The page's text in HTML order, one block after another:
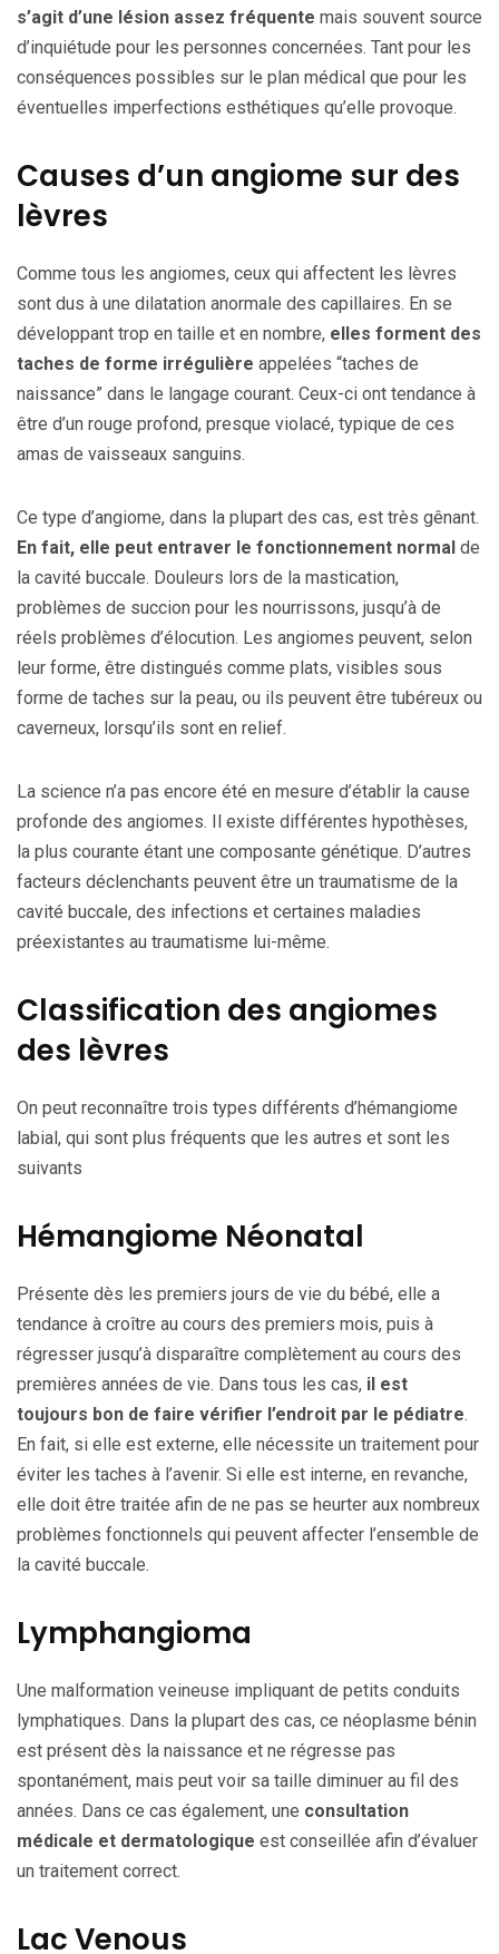
s’agit d’une lésion assez fréquente mais souvent source
d’inquiétude pour les personnes concernées. Tant pour les
conséquences possibles sur le plan médical que pour les
éventuelles imperfections esthétiques qu’elle provoque.
Causes d’un angiome sur des
lèvres
Comme tous les angiomes, ceux qui affectent les lèvres
sont dus à une dilatation anormale des capillaires. En se
développant trop en taille et en nombre, elles forment des
taches de forme irrégulière appelées “taches de
naissance” dans le langage courant. Ceux-ci ont tendance à
être d’un rouge profond, presque violacé, typique de ces
amas de vaisseaux sanguins.
Ce type d’angiome, dans la plupart des cas, est très gênant.
En fait, elle peut entraver le fonctionnement normal de
la cavité buccale. Douleurs lors de la mastication,
problèmes de succion pour les nourrissons, jusqu’à de
réels problèmes d’élocution. Les angiomes peuvent, selon
leur forme, être distingués comme plats, visibles sous
forme de taches sur la peau, ou ils peuvent être tubéreux ou
caverneux, lorsqu’ils sont en relief.
La science n’a pas encore été en mesure d’établir la cause
profonde des angiomes. Il existe différentes hypothèses,
la plus courante étant une composante génétique. D’autres
facteurs déclenchants peuvent être un traumatisme de la
cavité buccale, des infections et certaines maladies
préexistantes au traumatisme lui-même.
Classification des angiomes
des lèvres
On peut reconnaître trois types différents d’hémangiome
labial, qui sont plus fréquents que les autres et sont les
suivants
Hémangiome Néonatal
Présente dès les premiers jours de vie du bébé, elle a
tendance à croître au cours des premiers mois, puis à
régresser jusqu’à disparaître complètement au cours des
premières années de vie. Dans tous les cas, il est
toujours bon de faire vérifier l’endroit par le pédiatre.
En fait, si elle est externe, elle nécessite un traitement pour
éviter les taches à l’avenir. Si elle est interne, en revanche,
elle doit être traitée afin de ne pas se heurter aux nombreux
problèmes fonctionnels qui peuvent affecter l’ensemble de
la cavité buccale.
Lymphangioma
Une malformation veineuse impliquant de petits conduits
lymphatiques. Dans la plupart des cas, ce néoplasme bénin
est présent dès la naissance et ne régresse pas
spontanément, mais peut voir sa taille diminuer au fil des
années. Dans ce cas également, une consultation
médicale et dermatologique est conseillée afin d’évaluer
un traitement correct.
Lac Venous